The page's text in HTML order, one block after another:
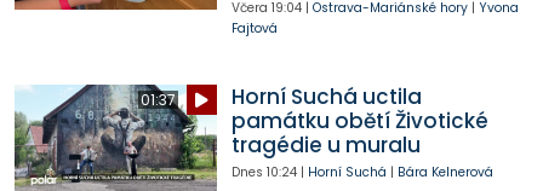
Včera 19:04| Ostrava-Mariánské hory| Yvona
Fajtová
01:37
Horní Suchá uctila
památku obětí Životické
tragédie u muralu
Dnes 10:24| Horní Suchá | Bára Kelnerová